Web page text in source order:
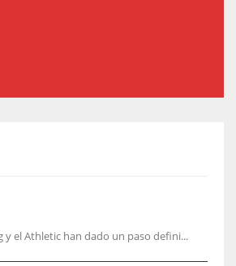
y el Athletic han dado un paso defini...